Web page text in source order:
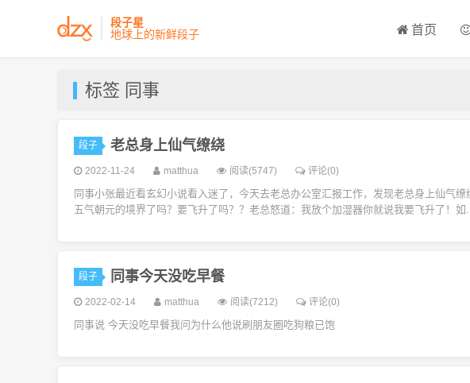
段子星
地球上的新鲜段子
首页
标签 同事
段子 老总身上仙气缭绕
2022-11-24 matthua 阅读(5747) 评论(0)
同事小张最近看玄幻小说看入迷了，今天去老总办公室汇报工作，发现老总身上仙气
五气朝元的境界了吗？要飞升了吗？？老总怒道：我放个加湿器你就说我要飞升了！如
段子 同事今天没吃早餐
2022-02-14 matthua 阅读(7212) 评论(0)
同事说 今天没吃早餐我问为什么他说刷朋友圈吃狗粮已饱